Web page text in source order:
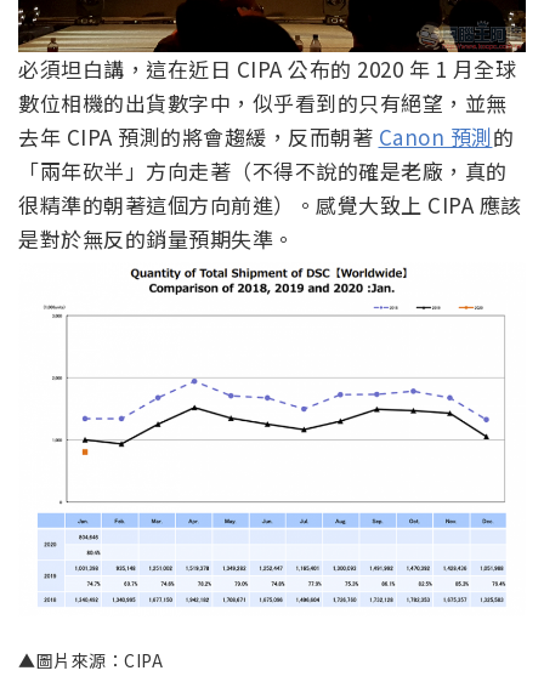
必須坦白講，這在近日 CIPA 公布的 2020 年 1 月全球
數位相機的出貨數字中，似乎看到的只有絕望，並無
去年 CIPA 預測的將會趨緩，反而朝著 Canon 預測的
「兩年砍半」方向走著（不得不說的確是老廠，真的
很精準的朝著這個方向前進）。感覺大致上 CIPA 應該
是對於無反的銷量預期失準。
▲圖片來源：CIPA